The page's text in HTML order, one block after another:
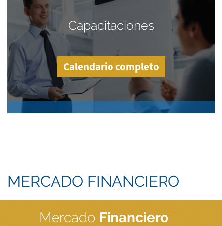
Capacitaciones
Calendario completo
MERCADO FINANCIERO
Mercado Financiero